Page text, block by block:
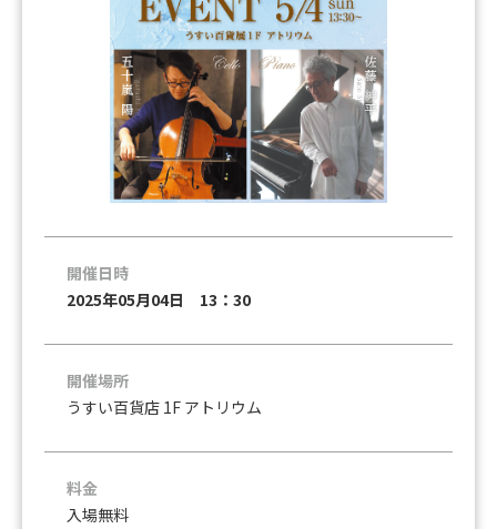
開催日時
2025年05月04日 13：30
開催場所
うすい百貨店 1F アトリウム
料金
入場無料